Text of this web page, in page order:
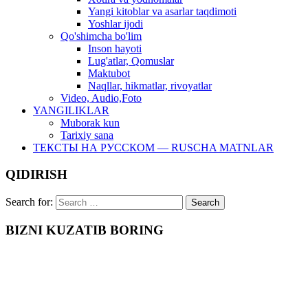
Yangi kitoblar va asarlar taqdimoti
Yoshlar ijodi
Qo'shimcha bo'lim
Inson hayoti
Lug'atlar, Qomuslar
Maktubot
Naqllar, hikmatlar, rivoyatlar
Video, Audio,Foto
YANGILIKLAR
Muborak kun
Tarixiy sana
ТЕКСТЫ НА РУССКОМ — RUSCHA MATNLAR
QIDIRISH
Search for:
BIZNI KUZATIB BORING